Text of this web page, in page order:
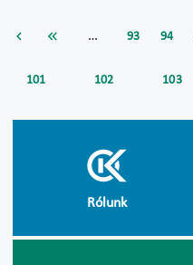
… 93 94
101 102 103
Rólunk